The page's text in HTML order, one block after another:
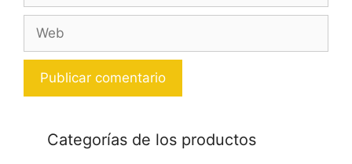
Web
Categorías de los productos